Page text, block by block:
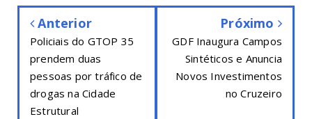
Anterior
Policiais do GTOP 35
prendem duas
pessoas por tráfico de
drogas na Cidade
Estrutural
Próximo
GDF Inaugura Campos
Sintéticos e Anuncia
Novos Investimentos
no Cruzeiro